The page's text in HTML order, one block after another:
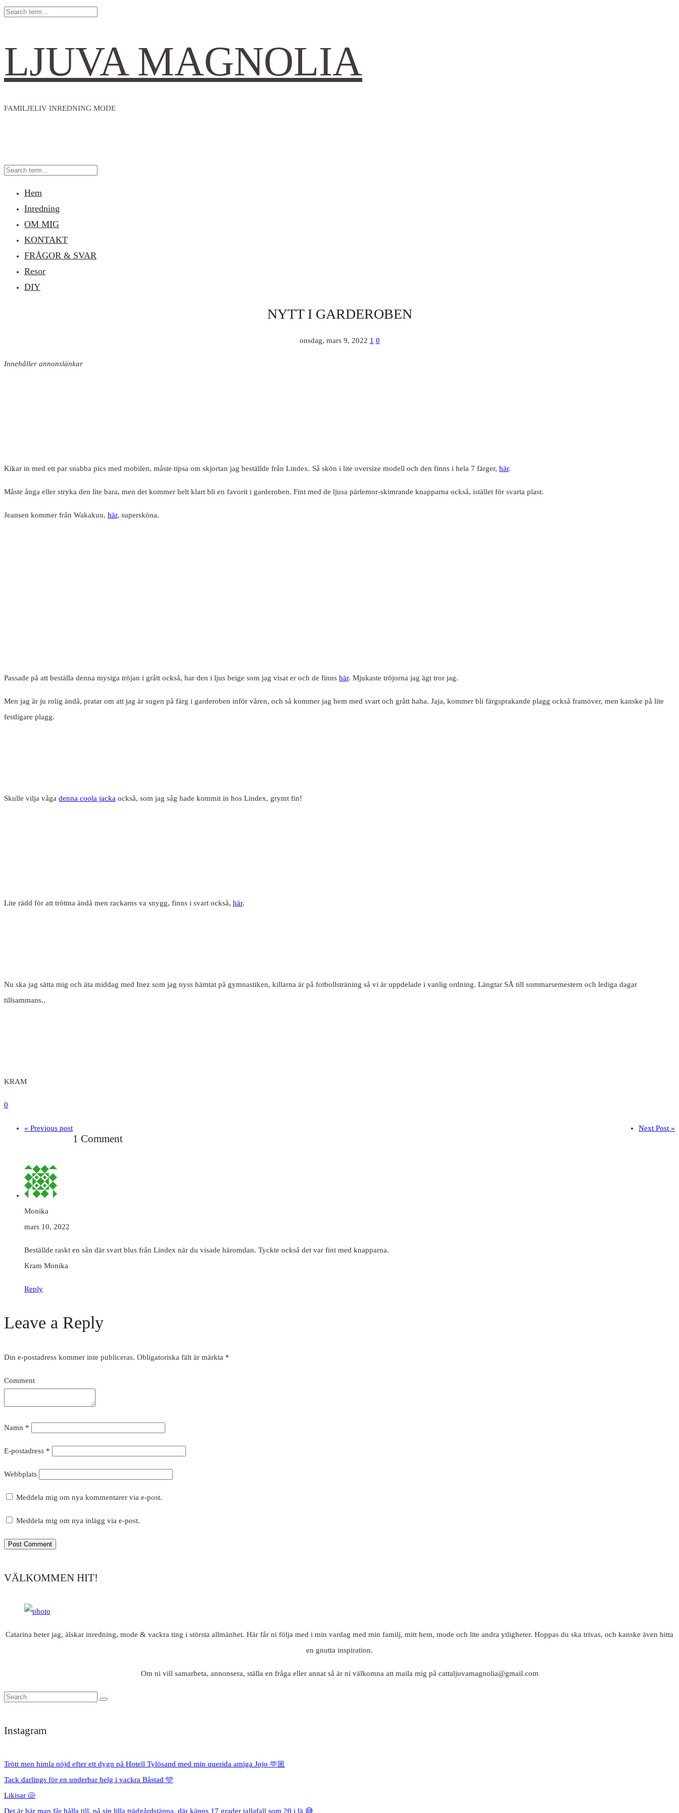
LJUVA MAGNOLIA
FAMILJELIV INREDNING MODE
Hem
Inredning
OM MIG
KONTAKT
FRÅGOR & SVAR
Resor
DIY
NYTT I GARDEROBEN
onsdag, mars 9, 2022 1 0
Innehåller annonslänkar
Kikar in med ett par snabba pics med mobilen, måste tipsa om skjortan jag beställde från Lindex. Så skön i lite oversize modell och den finns i hela 7 färger, här.
Måste ånga eller stryka den lite bara, men det kommer helt klart bli en favorit i garderoben. Fint med de ljusa pärlemor-skimrande knapparna också, istället för svarta plast.
Jeansen kommer från Wakakuu, här, supersköna.
Passade på att beställa denna mysiga tröjan i grått också, har den i ljus beige som jag visat er och de finns här. Mjukaste tröjorna jag ägt tror jag.
Men jag är ju rolig ändå, pratar om att jag är sugen på färg i garderoben inför våren, och så kommer jag hem med svart och grått haha. Jaja, kommer bli färgsprakande plagg också framöver, men kanske på lite
festligare plagg.
Skulle vilja våga denna coola jacka också, som jag såg hade kommit in hos Lindex, grymt fin!
Lite rädd för att tröttna ändå men rackarns va snygg, finns i svart också, här.
Nu ska jag sätta mig och äta middag med Inez som jag nyss hämtat på gymnastiken, killarna är på fotbollsträning så vi är uppdelade i vanlig ordning. Längtar SÅ till sommarsemestern och lediga dagar
tillsammans..
KRAM
0
« Previous post Next Post »
1 Comment
Monika
mars 10, 2022
Beställde raskt en sån där svart blus från Lindex när du visade häromdan. Tyckte också det var fint med knapparna.
Kram Monika
Reply
Leave a Reply
Din e-postadress kommer inte publiceras. Obligatoriska fält är märkta *
Comment
Namn *
E-postadress *
Webbplats
Meddela mig om nya kommentarer via e-post.
Meddela mig om nya inlägg via e-post.
VÄLKOMMEN HIT!
Catarina heter jag, älskar inredning, mode & vackra ting i största allmänhet. Här får ni följa med i min vardag med min familj, mitt hem, mode och lite andra ytligheter. Hoppas du ska trivas, och kanske även hitta
en gnutta inspiration.
Om ni vill samarbeta, annonsera, ställa en fråga eller annat så är ni välkomna att maila mig på cattaljuvamagnolia@gmail.com
Instagram
Trött men himla nöjd efter ett dygn på Hotell Tylösand med min querida amiga Jojo 🫶🏼
Tack darlings för en underbar helg i vackra Båstad 🩵
Likisar 🐚
Det är här man får hålla till, på sin lilla trädgårdstäppa, där känns 17 grader iallafall som 20 i lä 😅